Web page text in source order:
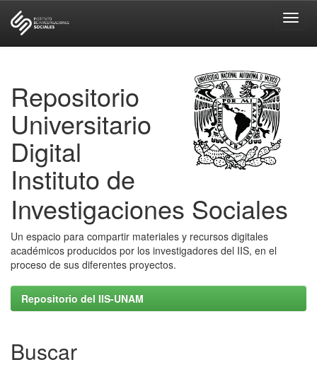
Repositorio
Universitario
Digital
Instituto de
Investigaciones Sociales
Un espacio para compartir materiales y recursos digitales
académicos producidos por los investigadores del IIS, en el
proceso de sus diferentes proyectos.
Repositorio del IIS-UNAM
Buscar